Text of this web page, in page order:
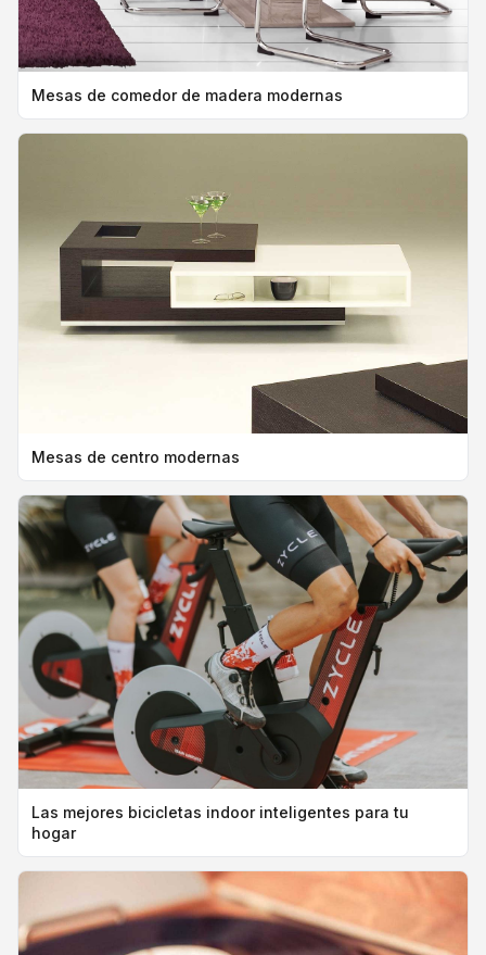
Mesas de comedor de madera modernas
Mesas de centro modernas
Las mejores bicicletas indoor inteligentes para tu
hogar